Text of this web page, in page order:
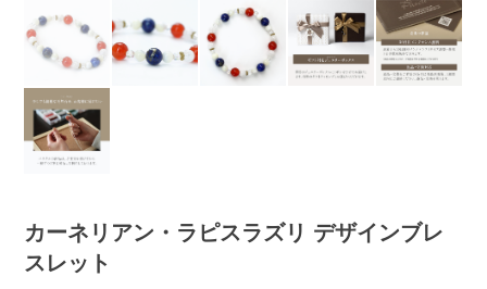
カーネリアン・ラピスラズリ デザインブレ
スレット